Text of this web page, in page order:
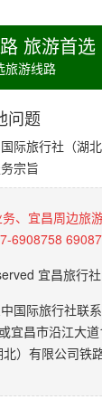
旅游首选
旅游线路
问题
际旅行社（湖
宗旨
、宜昌周边旅
6908758
宜昌旅行社
国际旅行社联系
宜昌市沿江大
）有限公司铁